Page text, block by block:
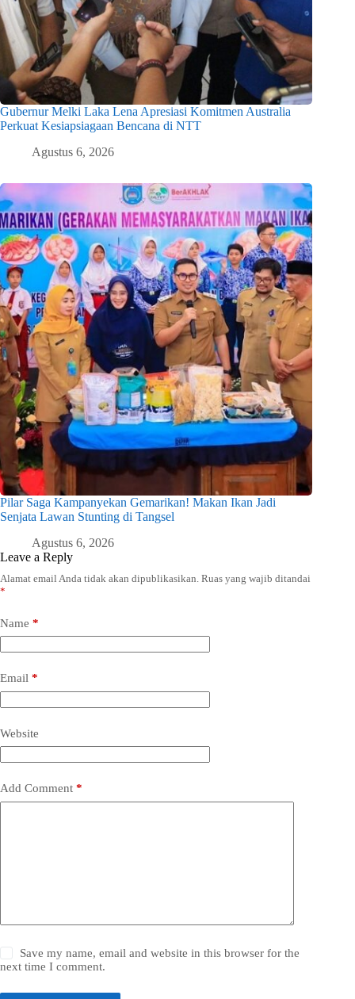
Gubernur Melki Laka Lena Apresiasi Komitmen Australia
Perkuat Kesiapsiagaan Bencana di NTT
Agustus 6, 2026
Pilar Saga Kampanyekan Gemarikan! Makan Ikan Jadi
Senjata Lawan Stunting di Tangsel
Agustus 6, 2026
Leave a Reply
Alamat email Anda tidak akan dipublikasikan. Ruas yang wajib ditandai
*
Name *
Email *
Website
Add Comment *
Save my name, email and website in this browser for the
next time I comment.